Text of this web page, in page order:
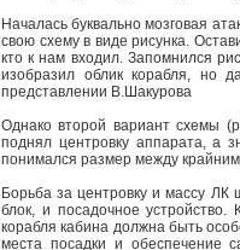
Началась буквально мозговая
свою схему в виде рисунка.
кто к нам входил. Запомнился
изобразил облик корабля, но
представлении В.Шакурова
Однако второй вариант схемы
поднял центровку аппарата, а
понимался размер между
Борьба за центровку и массу
блок, и посадочное
корабля кабина должна быть
места посадки и